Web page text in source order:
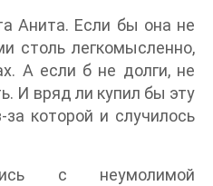
Анита. Если бы она не
столь легкомысленно,
А если б не долги, не
И вряд ли купил бы эту
за которой и случилось
с неумолимой